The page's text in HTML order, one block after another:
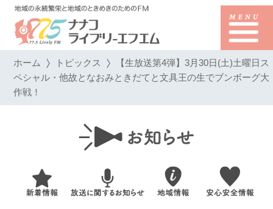
ホーム トピックス 【生放送第4弾】3月30日(土)土曜日ス
ペシャル・他故となおみときだてと文具王の生でブンボーグ大
作戦！